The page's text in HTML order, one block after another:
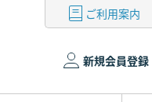
ご利用案内
新規会員登録